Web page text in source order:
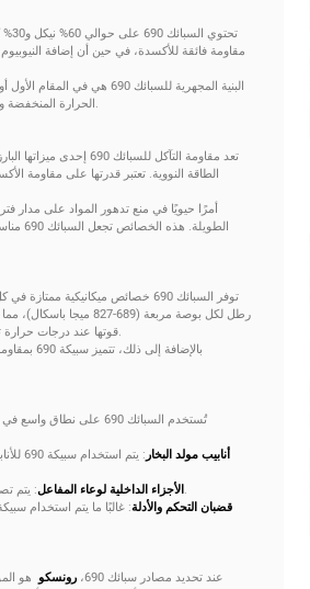
مقاومة فائقة للأكسدة، في حين أن إضافة
البنية المجهرية للسبائك
الحرارة المنخفضة والعالية. توفر آلية تقوية المحلول الصلب للسبائك قوة شد عالية ومقاومة للتشوه تحت الضغط.
تعد مقاومة التآكل
رطل لكل بوصة مربعة
قوتها عند درجات حرارة تصل إلى 900 درجة مئوية، مما يجعلها مثالية للمكونات التي تتعرض لضغوط حرارية وميكانيكية.
تُستخدم السبائك 690
أنابيب مولد البخار
:
الأجزاء الداخلية لوعاء المفاعل: يتم تصنيع المكونات داخل المفاعل، مثل هياكل الدعم والفوهات، من سبيكة 690 لتحمل البيئة الصعبة.
قضبان التحكم والأدلة
عند تحديد مصادر سبائك 690،
رونسكو هو